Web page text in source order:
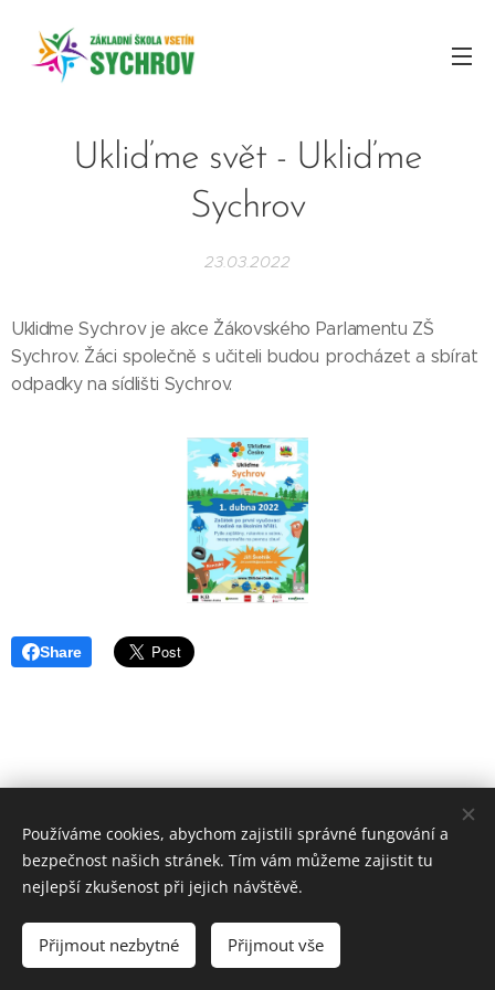
Ukliďme svět - Ukliďme
Sychrov
23.03.2022
Ukliďme Sychrov je akce Žákovského Parlamentu ZŠ
Sychrov. Žáci společně s učiteli budou procházet a sbírat
odpadky na sídlišti Sychrov.
Share
© 2017ZÁKLADNÍ ŠKOLA VSETÍN, SYCHROV 97.
Vytvořeno službou Webnode
Používáme cookies, abychom zajistili správné fungování a
bezpečnost našich stránek. Tím vám můžeme zajistit tu
nejlepší zkušenost při jejich návštěvě.
Přijmout nezbytné Přijmout vše